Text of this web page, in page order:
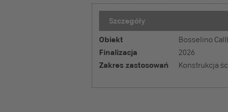
Szczegóły
Obiekt Bosselino
Finalizacja 2026
Zakres zastosowań Konstrukcja